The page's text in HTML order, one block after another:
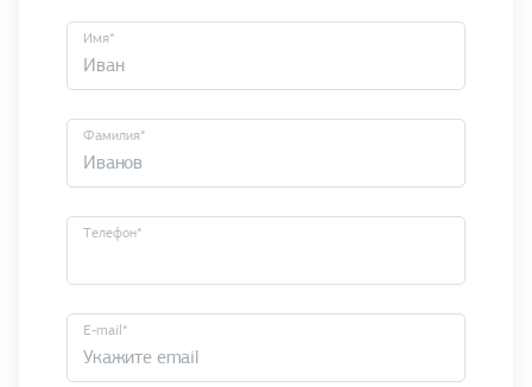
Имя*
Фамилия*
Телефон*
E-mail*